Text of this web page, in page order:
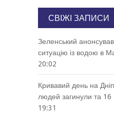
СВІЖІ ЗАПИСИ
Зеленський
ситуацію із водою в
20:02
Кривавий день на
людей загинули та 16
19:31